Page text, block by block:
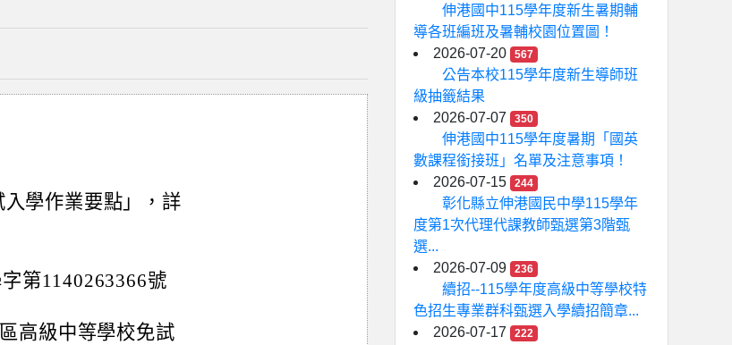
學作業要點」，詳
第1140263366號
高級中等學校免試
伸港國中115學年度新生暑期輔
導各班編班及暑輔校園位置圖！
2026-07-20
567
公告本校115學年度新生導師班
級抽籤結果
2026-07-07
350
伸港國中115學年度暑期「國英
數課程銜接班」名單及注意事項！
2026-07-15
244
彰化縣立伸港國民中學115學年
度第1次代理代課教師甄選第3階甄
選...
2026-07-09
236
續招--115學年度高級中等學校特
色招生專業群科甄選入學續招簡章...
2026-07-17
222